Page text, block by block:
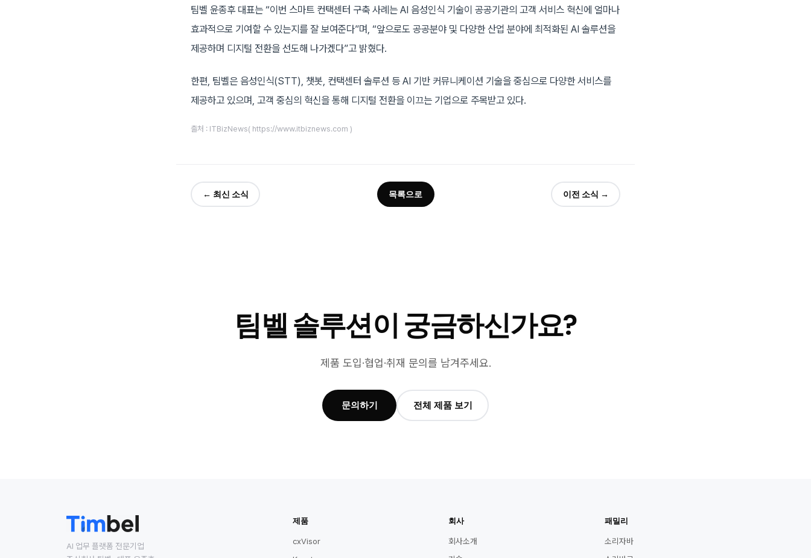
팀벨 윤종후 대표는 “이번 스마트 컨택센터 구축 사례는 AI 음성인식 기술이 공공기관의 고객 서비스 혁신에 얼마나
효과적으로 기여할 수 있는지를 잘 보여준다”며, “앞으로도 공공분야 및 다양한 산업 분야에 최적화된 AI 솔루션을
제공하며 디지털 전환을 선도해 나가겠다”고 밝혔다.
한편, 팀벨은 음성인식(STT), 챗봇, 컨택센터 솔루션 등 AI 기반 커뮤니케이션 기술을 중심으로 다양한 서비스를
제공하고 있으며, 고객 중심의 혁신을 통해 디지털 전환을 이끄는 기업으로 주목받고 있다.
출처 : ITBizNews( https://www.itbiznews.com )
← 최신 소식 목록으로 이전 소식 →
팀벨 솔루션이 궁금하신가요?
제품 도입·협업·취재 문의를 남겨주세요.
문의하기 전체 제품 보기
AI 업무 플랫폼 전문기업
제품
cxVisor
회사
회사소개
패밀리
소리자바